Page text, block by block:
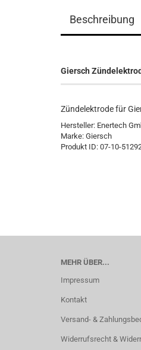
Beschreibung
Giersch
Zündelektrode für
Hersteller: Enertech
Marke: Giersch
Produkt ID: 07-10-
MEHR ÜBER...
Impressum
Kontakt
Versand- &
Widerrufsrecht &